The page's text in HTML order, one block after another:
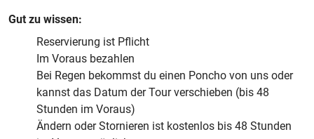
Gut zu wissen:
Reservierung ist Pflicht
Im Voraus bezahlen
Bei Regen bekommst du einen Poncho von uns oder
kannst das Datum der Tour verschieben (bis 48
Stunden im Voraus)
Ändern oder Stornieren ist kostenlos bis 48 Stunden